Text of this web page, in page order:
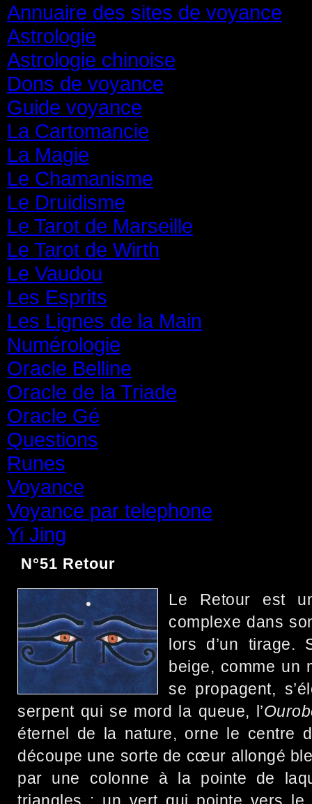
Annuaire des sites de voyance
Astrologie
Astrologie chinoise
Dons de voyance
Guide voyance
La Cartomancie
La Magie
Le Chamanisme
Le Druidisme
Le Tarot de Marseille
Le Tarot de Wirth
Le Vaudou
Les Esprits
Les Lignes de la Main
Numérologie
Oracle Belline
Oracle de la Triade
Oracle Gé
Questions
Runes
Voyance
Voyance par telephone
Yi Jing
N°51 Retour
Le Retour est
complexe dans
lors d’un tirage.
beige, comme un
se propagent,
serpent qui se mord la queue, l’
éternel de la nature, orne le centre
découpe une sorte de cœur allongé
par une colonne à la pointe de